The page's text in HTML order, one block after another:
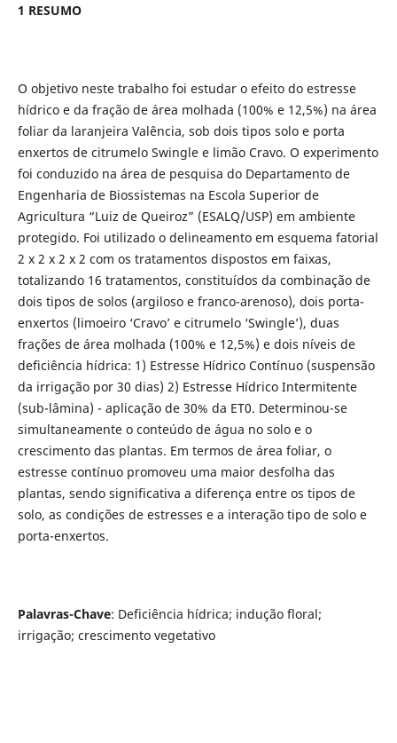
1 RESUMO
O objetivo neste trabalho foi estudar o efeito do estresse
hídrico e da fração de área molhada (100% e 12,5%) na área
foliar da laranjeira Valência, sob dois tipos solo e porta
enxertos de citrumelo Swingle e limão Cravo. O experimento
foi conduzido na área de pesquisa do Departamento de
Engenharia de Biossistemas na Escola Superior de
Agricultura “Luiz de Queiroz” (ESALQ/USP) em ambiente
protegido. Foi utilizado o delineamento em esquema fatorial
2 x 2 x 2 x 2 com os tratamentos dispostos em faixas,
totalizando 16 tratamentos, constituídos da combinação de
dois tipos de solos (argiloso e franco-arenoso), dois porta-
enxertos (limoeiro ‘Cravo’ e citrumelo ‘Swingle’), duas
frações de área molhada (100% e 12,5%) e dois níveis de
deficiência hídrica: 1) Estresse Hídrico Contínuo (suspensão
da irrigação por 30 dias) 2) Estresse Hídrico Intermitente
(sub-lâmina) - aplicação de 30% da ET0. Determinou-se
simultaneamente o conteúdo de água no solo e o
crescimento das plantas. Em termos de área foliar, o
estresse contínuo promoveu uma maior desfolha das
plantas, sendo significativa a diferença entre os tipos de
solo, as condições de estresses e a interação tipo de solo e
porta-enxertos.
Palavras-Chave: Deficiência hídrica; indução floral;
irrigação; crescimento vegetativo